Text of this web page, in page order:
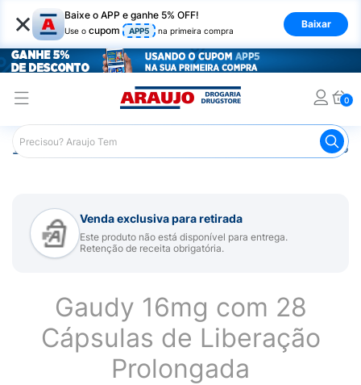
× Baixe o APP e ganhe 5% OFF!
Use o cupom APP5 na primeira compra
Baixar
0
Araujo Medicamentos Remédio para Sistema Nervoso
Venda exclusiva para retirada
Este produto não está disponível para entrega.
Retenção de receita obrigatória.
Gaudy 16mg com 28
Cápsulas de Liberação
Prolongada